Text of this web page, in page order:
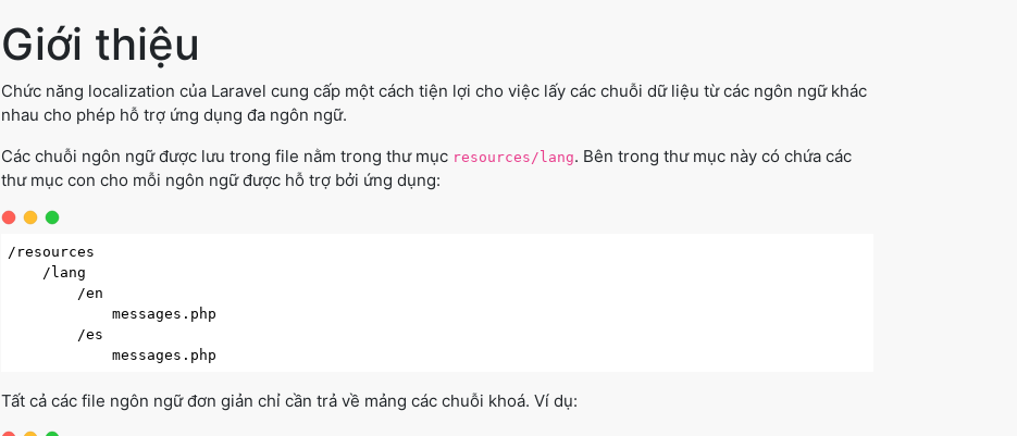
Giới thiệu
Chức năng localization của Laravel cung cấp một cách tiện lợi cho việc lấy các chuỗi dữ liệu từ các ngôn ngữ khác
nhau cho phép hỗ trợ ứng dụng đa ngôn ngữ.
Các chuỗi ngôn ngữ được lưu trong file nằm trong thư mục resources/lang. Bên trong thư mục này có chứa các
thư mục con cho mỗi ngôn ngữ được hỗ trợ bởi ứng dụng:
/resources
    /lang
        /en
            messages.php
        /es
Tất cả các file ngôn ngữ đơn giản chỉ cần trả về mảng các chuỗi khoá. Ví dụ: